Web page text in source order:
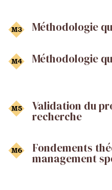
Méthodologie
Méthodologie
Validation du
recherche
Fondements
management